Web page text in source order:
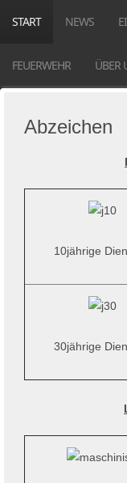
START NEWS
FEUERWEHR ÜBER
Abzeichen
10jährige
30jährige